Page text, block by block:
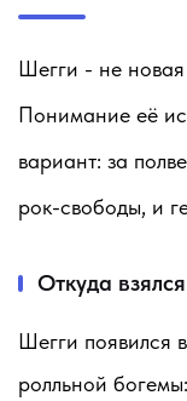
Шегги - не
Понимание её
вариант: за
рок-свободы, и
Откуда
Шегги появился
ролльной